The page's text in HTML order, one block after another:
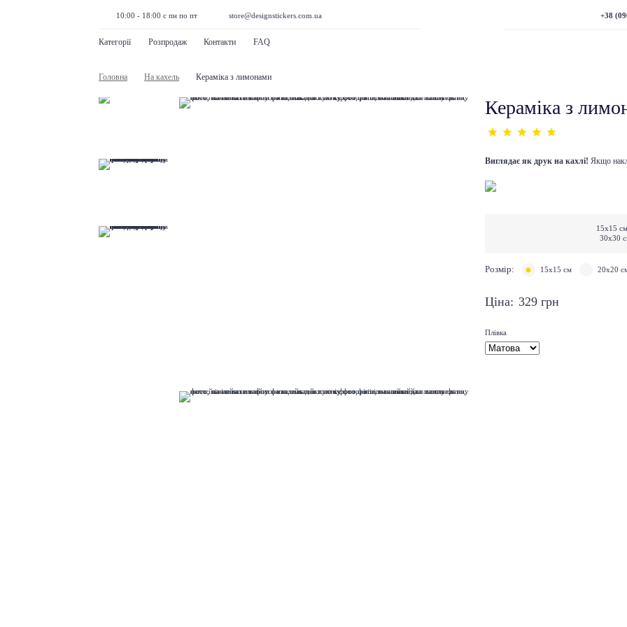
10:00 - 18:00 с пн по пт store@designstickers.com.ua
Категорії Розпродаж Контакти FAQ
+38
Головна На кахель Кераміка з лимонами
Кераміка з
Виглядає як друк на кахлі! Якщо
15х15
30х30
Розмір: 15х15 см 20х20
Ціна: 329 грн
Плівка